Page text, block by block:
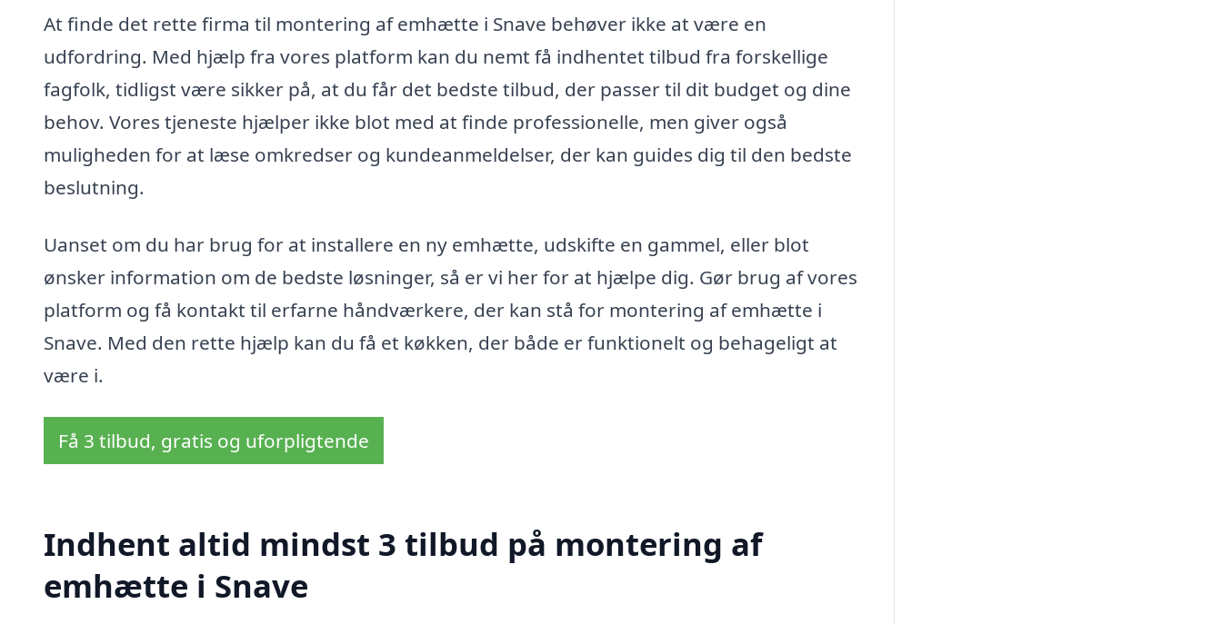
At finde det rette firma til montering af emhætte i Snave behøver ikke at være en
udfordring. Med hjælp fra vores platform kan du nemt få indhentet tilbud fra forskellige
fagfolk, tidligst være sikker på, at du får det bedste tilbud, der passer til dit budget og dine
behov. Vores tjeneste hjælper ikke blot med at finde professionelle, men giver også
muligheden for at læse omkredser og kundeanmeldelser, der kan guides dig til den bedste
beslutning.
Uanset om du har brug for at installere en ny emhætte, udskifte en gammel, eller blot
ønsker information om de bedste løsninger, så er vi her for at hjælpe dig. Gør brug af vores
platform og få kontakt til erfarne håndværkere, der kan stå for montering af emhætte i
Snave. Med den rette hjælp kan du få et køkken, der både er funktionelt og behageligt at
være i.
Få 3 tilbud, gratis og uforpligtende
Indhent altid mindst 3 tilbud på montering af
emhætte i Snave